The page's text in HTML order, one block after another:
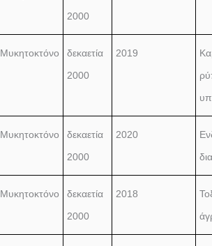
2000
Μυκητοκτόνο
δεκαετία
2000
2019
Μυκητοκτόνο
δεκαετία
2000
2020
Μυκητοκτόνο
δεκαετία
2000
2018